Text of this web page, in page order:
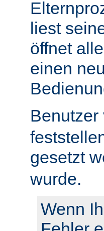
liest
öffnet
einen
Benutzer
gesetzt
wurde.
Wenn